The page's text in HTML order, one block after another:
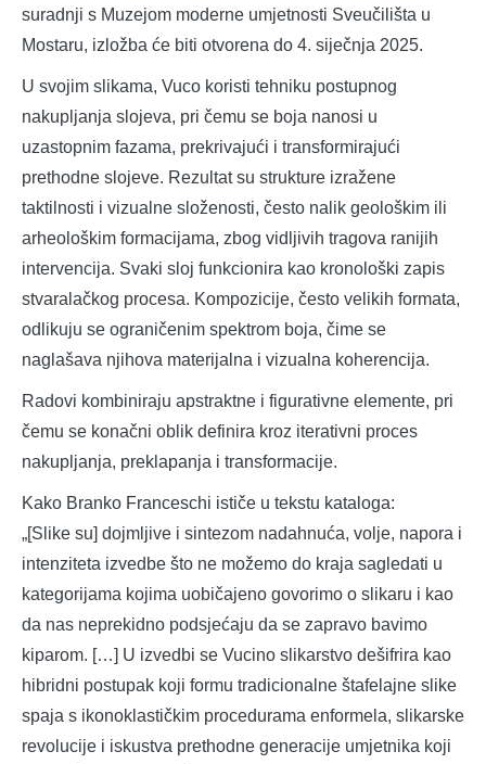
suradnji s Muzejom moderne umjetnosti Sveučilišta u
Mostaru, izložba će biti otvorena do 4. siječnja 2025.
U svojim slikama, Vuco koristi tehniku postupnog
nakupljanja slojeva, pri čemu se boja nanosi u
uzastopnim fazama, prekrivajući i transformirajući
prethodne slojeve. Rezultat su strukture izražene
taktilnosti i vizualne složenosti, često nalik geološkim ili
arheološkim formacijama, zbog vidljivih tragova ranijih
intervencija. Svaki sloj funkcionira kao kronološki zapis
stvaralačkog procesa. Kompozicije, često velikih formata,
odlikuju se ograničenim spektrom boja, čime se
naglašava njihova materijalna i vizualna koherencija.
Radovi kombiniraju apstraktne i figurativne elemente, pri
čemu se konačni oblik definira kroz iterativni proces
nakupljanja, preklapanja i transformacije.
Kako Branko Franceschi ističe u tekstu kataloga:
„[Slike su] dojmljive i sintezom nadahnuća, volje, napora i
intenziteta izvedbe što ne možemo do kraja sagledati u
kategorijama kojima uobičajeno govorimo o slikaru i kao
da nas neprekidno podsjećaju da se zapravo bavimo
kiparom. […] U izvedbi se Vucino slikarstvo dešifrira kao
hibridni postupak koji formu tradicionalne štafelajne slike
spaja s ikonoklastičkim procedurama enformela, slikarske
revolucije i iskustva prethodne generacije umjetnika koji